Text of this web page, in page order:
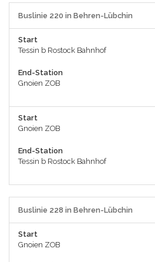
Buslinie 220 in Behren-Lübchin
Start
Tessin b Rostock Bahnhof
End-Station
Gnoien ZOB
Start
Gnoien ZOB
End-Station
Tessin b Rostock Bahnhof
Buslinie 228 in Behren-Lübchin
Start
Gnoien ZOB